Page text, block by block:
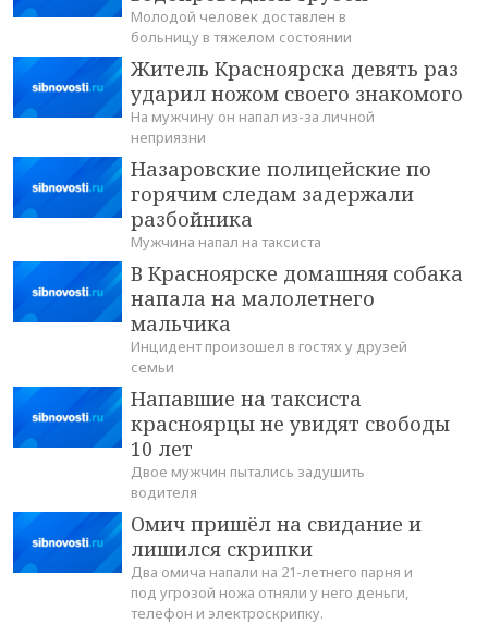
Молодой человек доставлен в
больницу в тяжелом состоянии
Житель Красноярска девять раз
ударил ножом своего знакомого
На мужчину он напал из-за личной
неприязни
Назаровские полицейские по
горячим следам задержали
разбойника
Мужчина напал на таксиста
В Красноярске домашняя собака
напала на малолетнего
мальчика
Инцидент произошел в гостях у друзей
семьи
Напавшие на таксиста
красноярцы не увидят свободы
10 лет
Двое мужчин пытались задушить
водителя
Омич пришёл на свидание и
лишился скрипки
Два омича напали на 21-летнего парня и
под угрозой ножа отняли у него деньги,
телефон и электроскрипку.